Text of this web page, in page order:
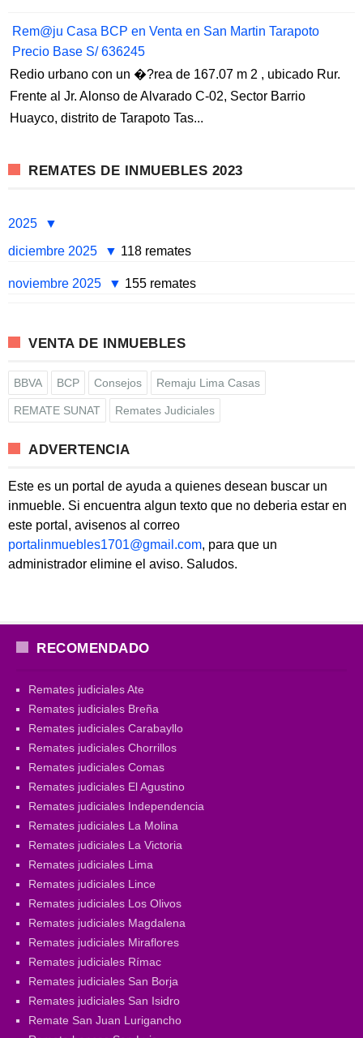
Rem@ju Casa BCP en Venta en San Martin Tarapoto
Precio Base S/ 636245
Redio urbano con un �?rea de 167.07 m 2 , ubicado Rur.
Frente al Jr. Alonso de Alvarado C-02, Sector Barrio
Huayco, distrito de Tarapoto Tas...
REMATES DE INMUEBLES 2023
2025
diciembre 2025
118 remates
noviembre 2025 155 remates
VENTA DE INMUEBLES
BBVA BCP Consejos Remaju Lima Casas
REMATE SUNAT Remates Judiciales
ADVERTENCIA
Este es un portal de ayuda a quienes desean buscar un
inmueble. Si encuentra algun texto que no deberia estar en
este portal, avisenos al correo
portalinmuebles1701@gmail.com, para que un
administrador elimine el aviso. Saludos.
RECOMENDADO
Remates judiciales Ate
Remates judiciales Breña
Remates judiciales Carabayllo
Remates judiciales Chorrillos
Remates judiciales Comas
Remates judiciales El Agustino
Remates judiciales Independencia
Remates judiciales La Molina
Remates judiciales La Victoria
Remates judiciales Lima
Remates judiciales Lince
Remates judiciales Los Olivos
Remates judiciales Magdalena
Remates judiciales Miraflores
Remates judiciales Rímac
Remates judiciales San Borja
Remates judiciales San Isidro
Remate San Juan Lurigancho